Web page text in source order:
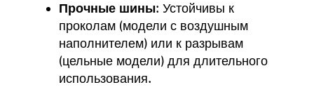
Прочные шины: Устойчивы к
проколам (модели с воздушным
наполнителем) или к разрывам
(цельные модели) для длительного
использования.